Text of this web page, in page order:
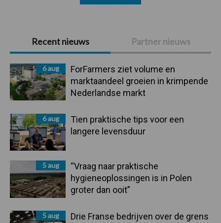
Primaire
Sidebar
Recent nieuws Partner nieuws
6 aug
ForFarmers ziet volume en
marktaandeel groeien in krimpende
Nederlandse markt
6 aug
Tien praktische tips voor een
langere levensduur
5 aug
“Vraag naar praktische
hygieneoplossingen is in Polen
groter dan ooit”
5 aug
Drie Franse bedrijven over de grens